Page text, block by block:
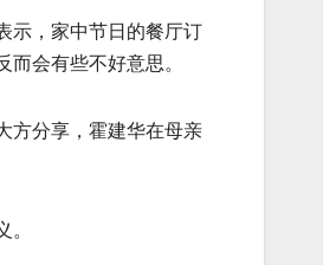
示，家中节日的餐厅订
会有些不好意思。
方分享，霍建华在母亲